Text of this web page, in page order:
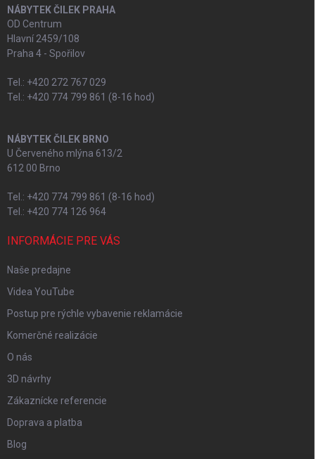
NÁBYTEK ČILEK PRAHA
OD Centrum
Hlavní 2459/108
Praha 4 - Spořilov
Tel.: +420 272 767 029
Tel.: +420 774 799 861 (8-16 hod)
NÁBYTEK ČILEK BRNO
U Červeného mlýna 613/2
612 00 Brno
Tel.: +420 774 799 861 (8-16 hod)
Tel.: +420 774 126 964
INFORMÁCIE PRE VÁS
Naše predajne
Videa YouTube
Postup pre rýchle vybavenie reklamácie
Komerčné realizácie
O nás
3D návrhy
Zákaznícke referencie
Doprava a platba
Blog